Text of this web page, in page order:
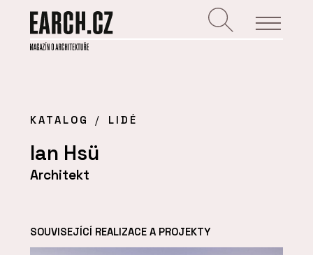
KATALOG LIDÉ
Ian Hsü
Architekt
SOUVISEJÍCÍ REALIZACE A PROJEKTY